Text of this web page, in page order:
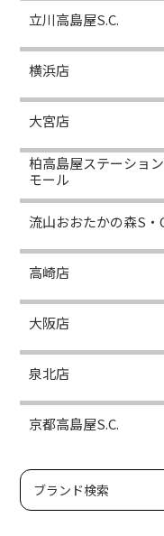
立川高島屋S.C.
横浜店
大宮店
柏高島屋ステーション
モール
流山おおたかの森S・
高崎店
大阪店
泉北店
京都高島屋S.C.
ブランド検索